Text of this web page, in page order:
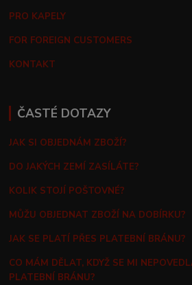
PRO KAPELY
FOR FOREIGN CUSTOMERS
KONTAKT
ČASTÉ DOTAZY
JAK SI OBJEDNÁM ZBOŽÍ?
DO JAKÝCH ZEMÍ ZASÍLÁTE?
KOLIK STOJÍ POŠTOVNÉ?
MŮŽU OBJEDNAT ZBOŽÍ NA DOBÍRKU?
JAK SE PLATÍ PŘES PLATEBNÍ BRÁNU?
CO MÁM DĚLAT, KDYŽ SE MI
PLATEBNÍ BRÁNU?